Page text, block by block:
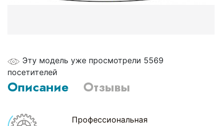
Эту модель уже просмотрели 5569
посетителей
Описание Отзывы
Профессиональная